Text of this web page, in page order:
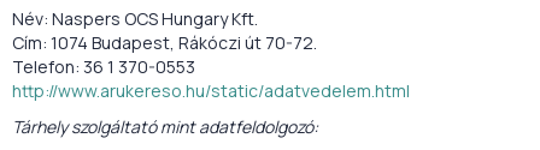
Név: Naspers OCS Hungary Kft.
Cím: 1074 Budapest, Rákóczi út 70-72.
Telefon: 36 1 370-0553
http://www.arukereso.hu/static/adatvedelem.html
Tárhely szolgáltató mint adatfeldolgozó: